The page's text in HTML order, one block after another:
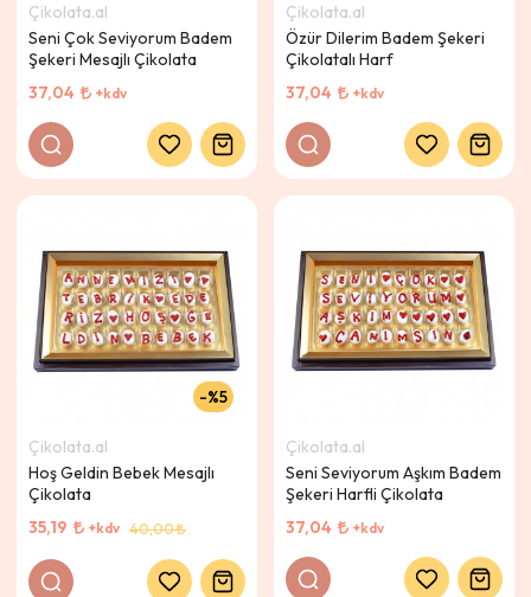
Çikolata.al
Seni Çok Seviyorum Badem
Şekeri Mesajlı Çikolata
37,04
+kdv
Çikolata.al
Özür Dilerim Badem Şekeri
Çikolatalı Harf
37,04
+kdv
Çikolata.al
Hoş Geldin Bebek Mesajlı
Çikolata
35,19
+kdv 40,00
%5
Çikolata.al
Seni Seviyorum Aşkım Badem
Şekeri Harfli Çikolata
37,04
+kdv